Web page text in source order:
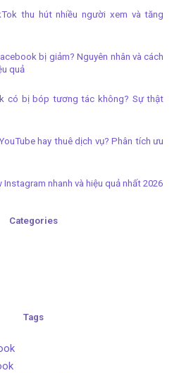
thu hút nhiều người xem và tăng
bị giảm? Nguyên nhân và cách
quả
có bị bóp tương tác không? Sự thật
hay thuê dịch vụ? Phân tích ưu
nhanh và hiệu quả nhất 2026
Categories
Tags